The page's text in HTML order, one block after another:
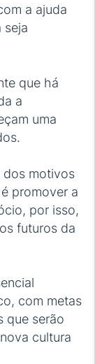
a ajuda
seja
que há
a
uma
dos motivos
promover a
por isso,
futuros da
com metas
que serão
cultura